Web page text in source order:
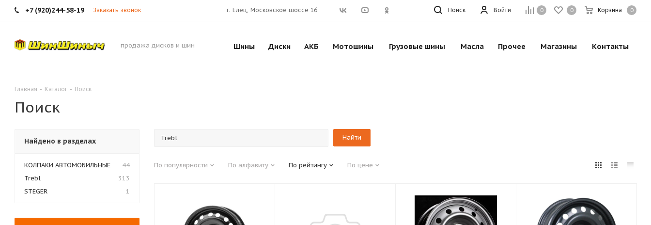
+7 (920)244-58-19 Заказать звонок 0 0 Корзина 0
Войти
г. Елец, Московское шоссе 16 Поиск
продажа дисков и шин Шины Диски АКБ Мотошины Грузовые шины Масла Прочее Магазины Контакты
Главная - Каталог - Поиск
Поиск
По популярности По алфавиту По рейтингу По цене
Найдено в разделах
КОЛПАКИ АВТОМОБИЛЬНЫЕ
44
Trebl
313
STEGER
1